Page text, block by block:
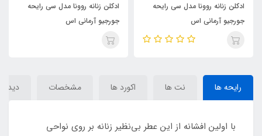
ادکلن زنانه روونا مدل سی رایحه
جورجیو آرمانی اس
آی(see)Giorgio Armani Si
ادکلن زنانه روونا مدل سی رایحه
جورجیو آرمانی اس
آی(see)Giorgio Armani Si
رایحه ها نت ها اکورد ها مشخصات
با اولین افشانه از این عطر بی‌نظیر زنانه بر روی نواحی